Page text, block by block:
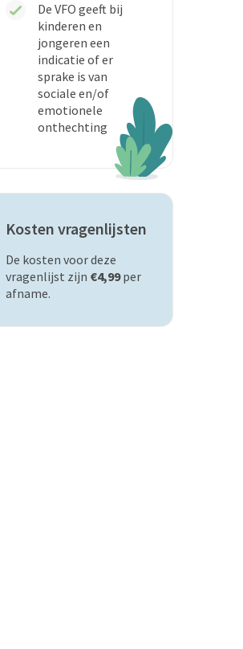
De VFO geeft bij
kinderen en
jongeren een
indicatie of er
sprake is van
sociale en/of
emotionele
onthechting
Kosten vragenlijsten
De kosten voor deze
vragenlijst zijn €4,99per
afname.